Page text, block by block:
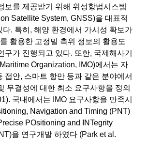
보를 제공받기 위해 위성항법시스템
Satellite System, GNSS)을 대표적
다. 특히, 해양 환경에서 가시성 확보가
활용한 고정밀 측위 정보의 활용도
구가 진행되고 있다. 또한, 국제해사기
Organization, IMO)에서는 자
접안, 스마트 항만 등과 같은 분야에서
무결성에 대한 최소 요구사항을 정의
국내에서는 IMO 요구사항을 만족시
Navigation and Timing (PNT)
POsitioning and INTegrity
을 연구개발 하였다 (Park et al.